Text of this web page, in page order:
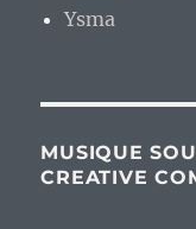
Ysma
MUSIQUE
CREATIVE